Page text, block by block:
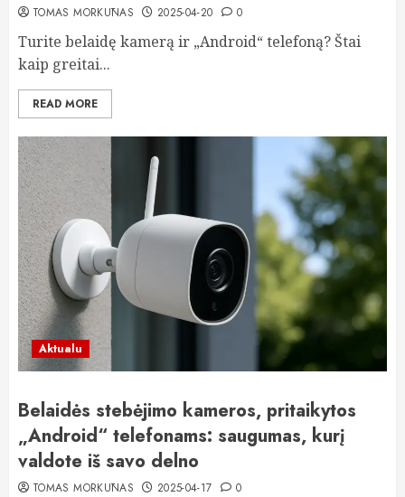
TOMAS MORKŪNAS 2025-04-20 0
Turite belaidę kamerą ir „Android“ telefoną? Štai
kaip greitai...
READ MORE
Aktualu
Belaidės stebėjimo kameros, pritaikytos
„Android“ telefonams: saugumas, kurį
valdote iš savo delno
TOMAS MORKŪNAS 2025-04-17 0